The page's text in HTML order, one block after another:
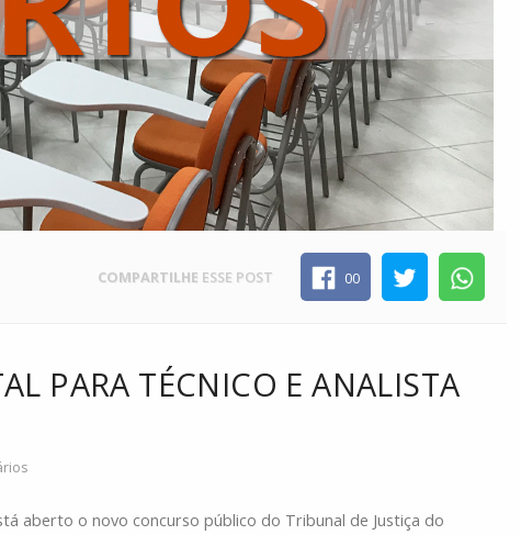
COMPARTILHE ESSE POST 00
PARA TÉCNICO E ANALISTA
aberto o novo concurso público do Tribunal de Justiça do